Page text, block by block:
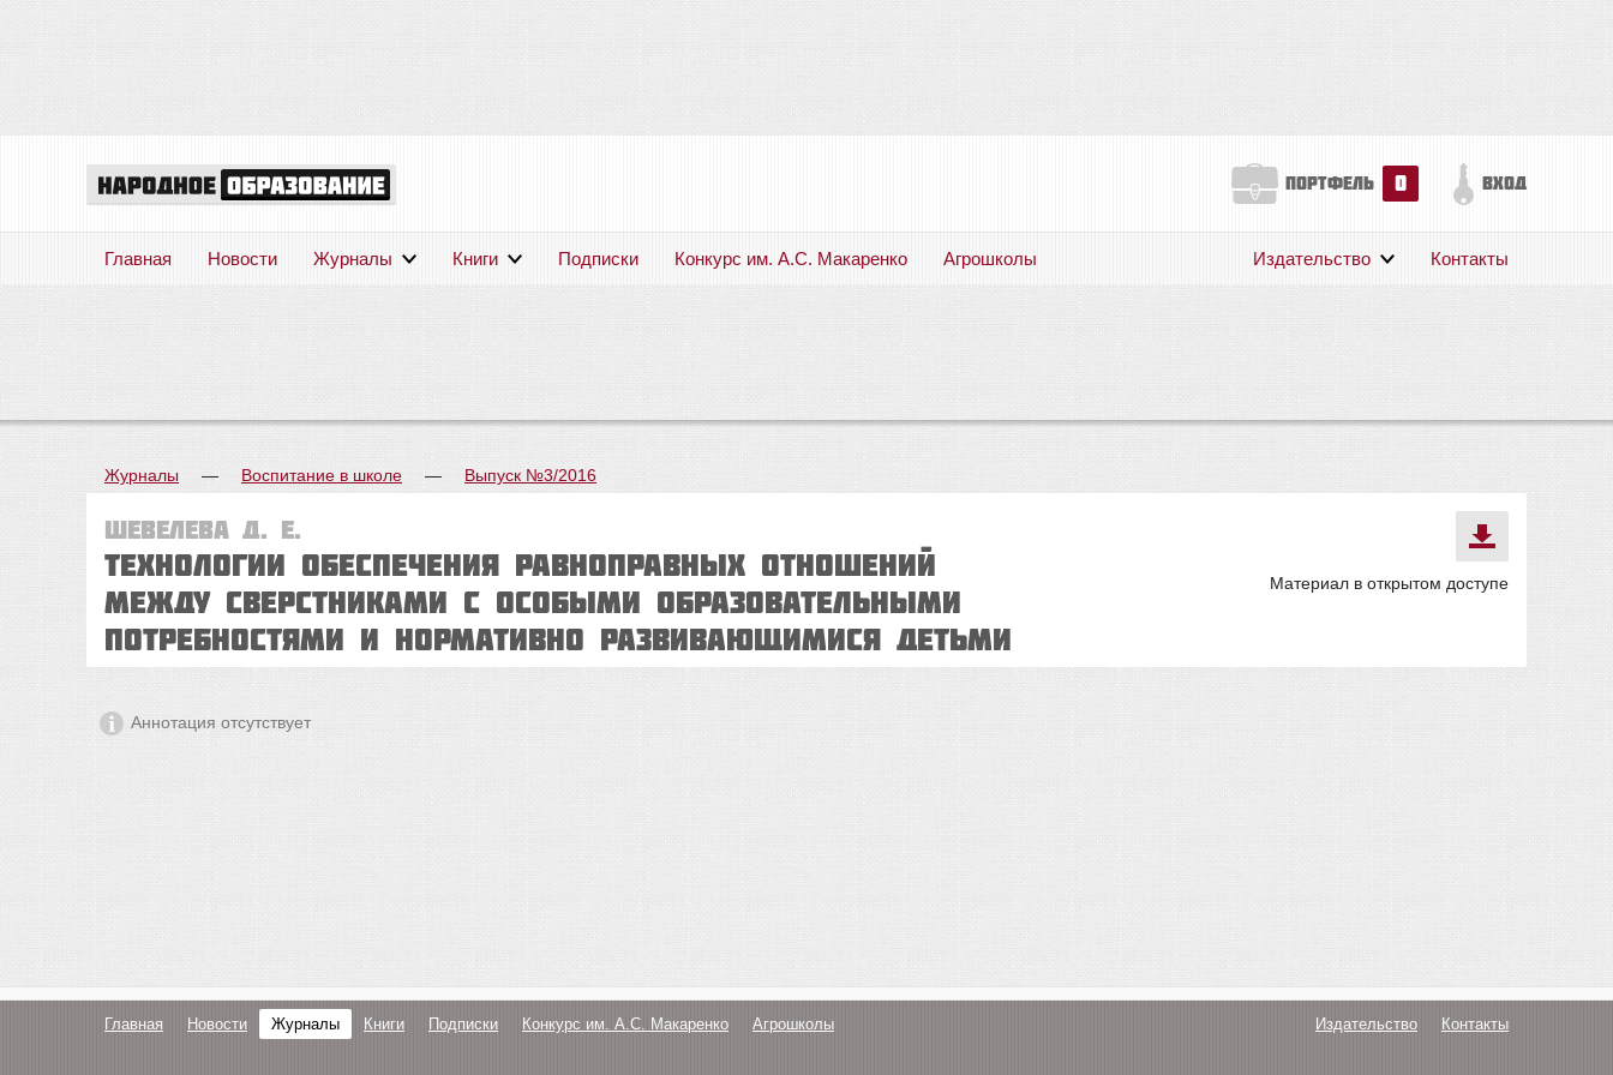
портфель 0 вход
Главная Новости Журналы Книги Подписки Конкурс им. А.С. Макаренко Агрошколы Издательство Контакты
Журналы — Воспитание в школе — Выпуск №3/2016
Шевелева Д. Е.
Технологии обеспечения равноправных отношений
между сверстниками с особыми образовательными
потребностями и нормативно развивающимися детьми
Материал в открытом доступе
Аннотация отсутствует
Главная Новости Журналы Книги Подписки Конкурс им. А.С. Макаренко Агрошколы Издательство Контакты